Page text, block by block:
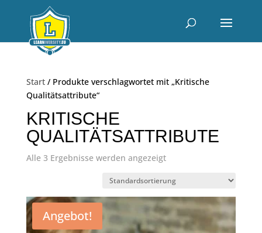
Start/ Produkte verschlagwortet mit „Kritische
Qualitätsattribute“
KRITISCHE
QUALITÄTSATTRIBUTE
Alle 3 Ergebnisse werden angezeigt
Angebot!